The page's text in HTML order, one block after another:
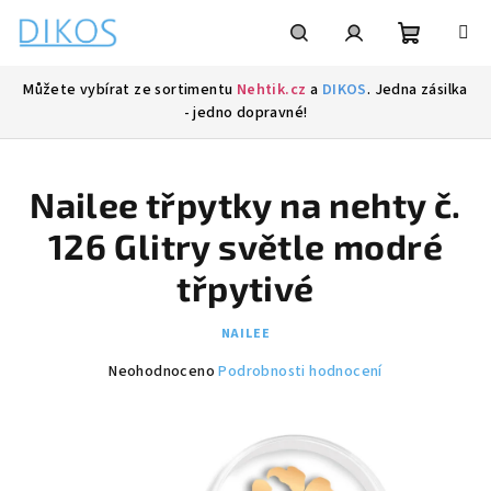
obsah
Můžete vybírat ze sortimentu Nehtik.cz a DIKOS. Jedna zásilka
- jedno dopravné!
Nailee třpytky na nehty č.
126 Glitry světle modré
třpytivé
NAILEE
Průměrné
Neohodnoceno Podrobnosti hodnocení